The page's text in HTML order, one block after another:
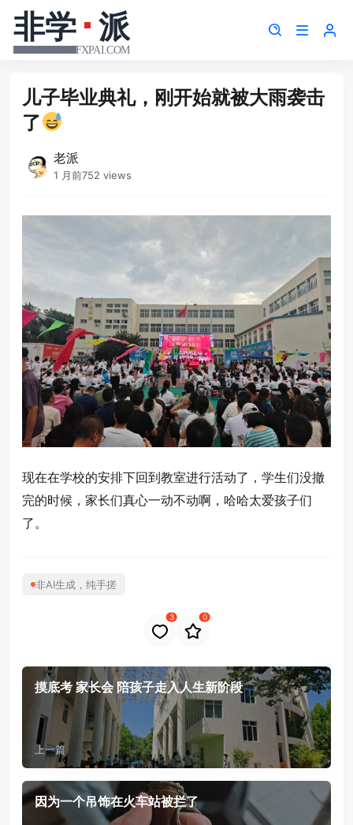
儿子毕业典礼，刚开始就被大雨袭击
了
老派
1 月前752 views
现在在学校的安排下回到教室进行活动了，学生们没撤
完的时候，家长们真心一动不动啊，哈哈太爱孩子们
了。
非AI生成，纯手搓
3 0
摸底考 家长会 陪孩子走入人生新阶段
上一篇
因为一个吊饰在火车站被拦了